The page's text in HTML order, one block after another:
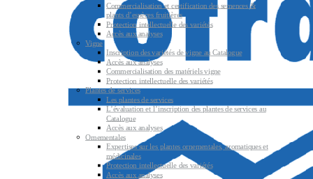
Commercialisation et certification des semences &
plants d’espèces fruitières
Protection intellectuelle des variétés
Accès aux analyses
Vigne
Inscription des variétés de vigne au Catalogue
Accès aux analyses
Commercialisation des matériels vigne
Protection intellectuelle des variétés
Plantes de services
Les plantes de services
L’évaluation et l’inscription des plantes de services au
Catalogue
Accès aux analyses
Ornementales
Expertises sur les plantes ornementales, aromatiques et
médicinales
Protection intellectuelle des variétés
Accès aux analyses